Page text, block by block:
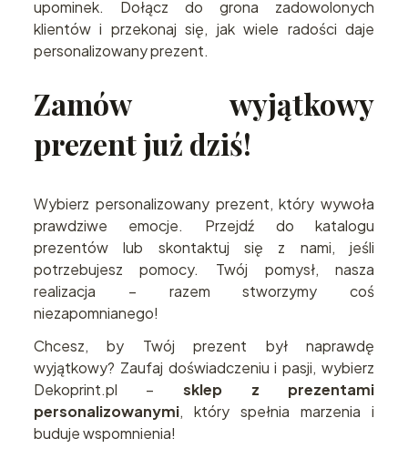
upominek. Dołącz do grona zadowolonych
klientów i przekonaj się, jak wiele radości daje
personalizowany prezent.
Zamów wyjątkowy
prezent już dziś!
Wybierz personalizowany prezent, który wywoła
prawdziwe emocje. Przejdź do katalogu
prezentów lub skontaktuj się z nami, jeśli
potrzebujesz pomocy. Twój pomysł, nasza
realizacja – razem stworzymy coś
niezapomnianego!
Chcesz, by Twój prezent był naprawdę
wyjątkowy? Zaufaj doświadczeniu i pasji, wybierz
Dekoprint.pl – sklep z prezentami
personalizowanymi, który spełnia marzenia i
buduje wspomnienia!